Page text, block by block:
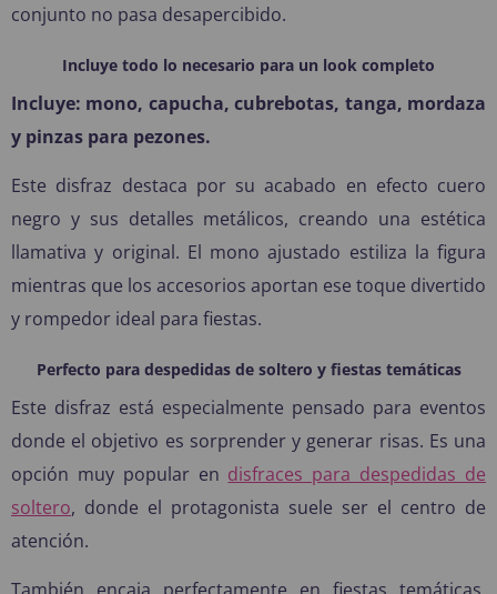
conjunto no pasa desapercibido.
Incluye todo lo necesario para un look completo
Incluye: mono, capucha, cubrebotas, tanga, mordaza
y pinzas para pezones.
Este disfraz destaca por su acabado en efecto cuero
negro y sus detalles metálicos, creando una estética
llamativa y original. El mono ajustado estiliza la figura
mientras que los accesorios aportan ese toque divertido
y rompedor ideal para fiestas.
Perfecto para despedidas de soltero y fiestas temáticas
Este disfraz está especialmente pensado para eventos
donde el objetivo es sorprender y generar risas. Es una
opción muy popular en disfraces para despedidas de
soltero, donde el protagonista suele ser el centro de
atención.